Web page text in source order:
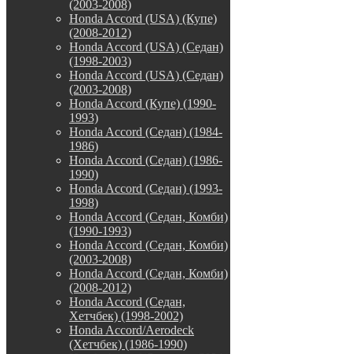
(2003-2008)
Honda Accord (USA) (Купе)
(2008-2012)
Honda Accord (USA) (Седан)
(1998-2003)
Honda Accord (USA) (Седан)
(2003-2008)
Honda Accord (Купе) (1990-
1993)
Honda Accord (Седан) (1984-
1986)
Honda Accord (Седан) (1986-
1990)
Honda Accord (Седан) (1993-
1998)
Honda Accord (Седан, Комби)
(1990-1993)
Honda Accord (Седан, Комби)
(2003-2008)
Honda Accord (Седан, Комби)
(2008-2012)
Honda Accord (Седан,
Хетчбек) (1998-2002)
Honda Accord/Aerodeck
(Хетчбек) (1986-1990)